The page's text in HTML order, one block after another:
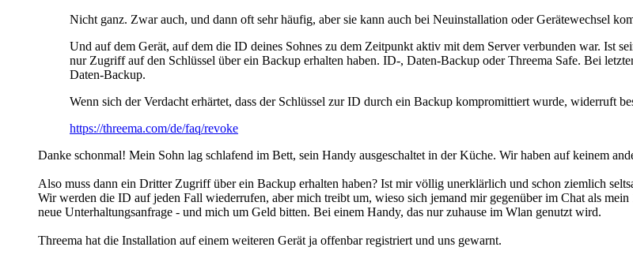
Nicht ganz. Zwar auch, und dann oft sehr häufig, aber sie kann auch bei Neuinstallation oder Gerätewechsel
Und auf dem Gerät, auf dem die ID deines Sohnes zu dem Zeitpunkt aktiv mit dem Server verbunden war. Ist
nur Zugriff auf den Schlüssel über ein Backup erhalten haben. ID-, Daten-Backup oder Threema Safe. Bei
Daten-Backup.
Wenn sich der Verdacht erhärtet, dass der Schlüssel zur ID durch ein Backup kompromittiert wurde, widerruft
https://threema.com/de/faq/revoke
Danke schonmal! Mein Sohn lag schlafend im Bett, sein Handy ausgeschaltet in der Küche. Wir haben auf keinem
Also muss dann ein Dritter Zugriff über ein Backup erhalten haben? Ist mir völlig unerklärlich und schon ziemlich
Wir werden die ID auf jeden Fall wiederrufen, aber mich treibt um, wieso sich jemand mir gegenüber im Chat als
neue Unterhaltungsanfrage - und mich um Geld bitten. Bei einem Handy, das nur zuhause im Wlan genutzt wird.
Threema hat die Installation auf einem weiteren Gerät ja offenbar registriert und uns gewarnt.